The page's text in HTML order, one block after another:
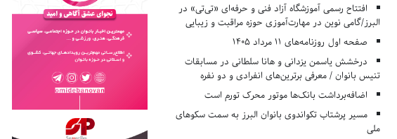
افتتاح رسمی آموزشگاه آزاد فنی و حرفه‌ای «تی‌تی» در
البرز/گامی نوین در مهارت‌آموزی حوزه مراقبت و زیبایی
صفحه اول روزنامه‌های 11 مرداد 1405
درخشش یاسمن یزدانی و هانا سلطانی در مسابقات
تنیس بانوان / معرفی برترین‌های انفرادی و دو نفره
اضافه‌برداشت بانک‌ها موتور محرک تورم است
مسیر پرشتاب تکواندوی بانوان البرز به سمت سکوهای
ملی